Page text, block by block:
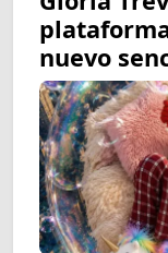
nuevo